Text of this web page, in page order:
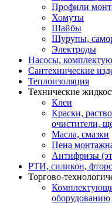
Профили
Хомуты
Шайбы
Шурупы,
Электроды
Насосы,
Сантехнические
Теплоизоляция
Технические
Клеи
Краски,
очистители,
Масла, смазки
Пена
Антифризы
РТИ, силикон,
Торгово-
оборудованию